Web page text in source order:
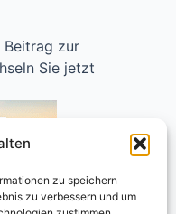
zu speichern
zu verbessern und um
Beitrag zur
Sie jetzt